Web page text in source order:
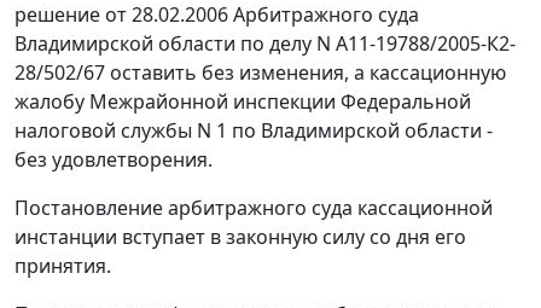
решение от 28.02.2006 Арбитражного суда
Владимирской области по делу N А11-19788/2005-К2-
28/502/67 оставить без изменения, а кассационную
жалобу Межрайонной инспекции Федеральной
налоговой службы N 1 по Владимирской области -
без удовлетворения.
Постановление арбитражного суда кассационной
инстанции вступает в законную силу со дня его
принятия.